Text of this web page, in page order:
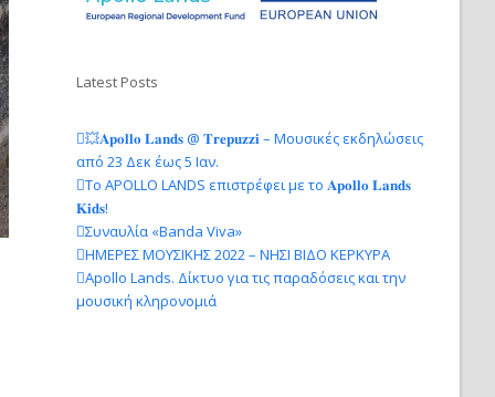
Latest Posts
💥𝐀𝐩𝐨𝐥𝐥𝐨 𝐋𝐚𝐧𝐝𝐬 @ 𝐓𝐫𝐞𝐩𝐮𝐳𝐳𝐢 – Μουσικές εκδηλώσεις
από 23 Δεκ έως 5 Ιαν.
Το APOLLO LANDS επιστρέφει με το 𝐀𝐩𝐨𝐥𝐥𝐨 𝐋𝐚𝐧𝐝𝐬
𝐊𝐢𝐝𝐬!
Συναυλία «Banda Viva»
ΗΜΕΡΕΣ ΜΟΥΣΙΚΗΣ 2022 – ΝΗΣΙ ΒΙΔΟ ΚΕΡΚΥΡΑ
Apollo Lands. Δίκτυο για τις παραδόσεις και την
μουσική κληρονομιά